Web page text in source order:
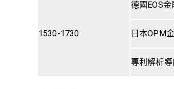
1530-1730
德國EOS
日本OPM
專利解析